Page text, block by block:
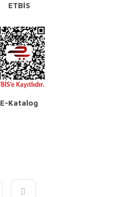
ETBİS
E-Katalog